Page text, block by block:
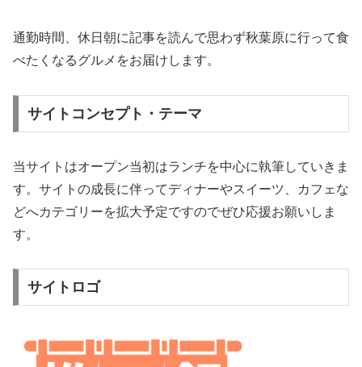
通勤時間、休日朝に記事を読んで思わず秋葉原に行って食
べたくなるグルメをお届けします。
サイトコンセプト・テーマ
当サイトはオープン当初はランチを中心に執筆していきま
す。サイトの成長に伴ってディナーやスイーツ、カフェな
どへカテゴリーを拡大予定ですのでぜひ応援お願いしま
す。
サイトロゴ